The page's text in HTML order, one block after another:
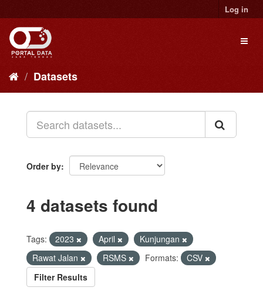
to
content
Log in
Datasets
Order by
4 datasets found
Tags: 2023 April
Kunjungan
Rawat Jalan
RSMS Formats:
CSV
Filter Results